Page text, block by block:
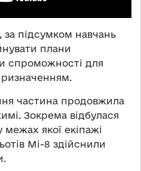
за підсумком навчань
плани
спроможності для
частина продовжила
Зокрема відбулася
межах якої екіпажі
Мі-8 здійснили